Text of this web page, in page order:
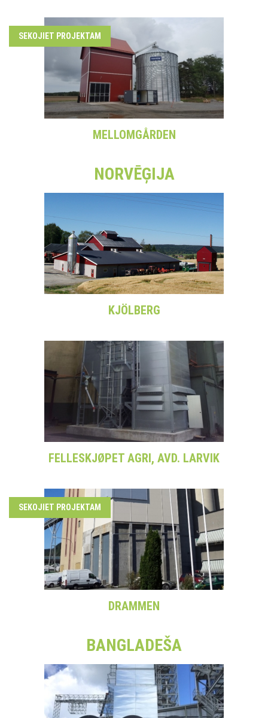
SEKOJIET PROJEKTAM
MELLOMGÅRDEN
NORVĒĢIJA
KJÖLBERG
FELLESKJØPET AGRI, AVD. LARVIK
SEKOJIET PROJEKTAM
DRAMMEN
BANGLADEŠA